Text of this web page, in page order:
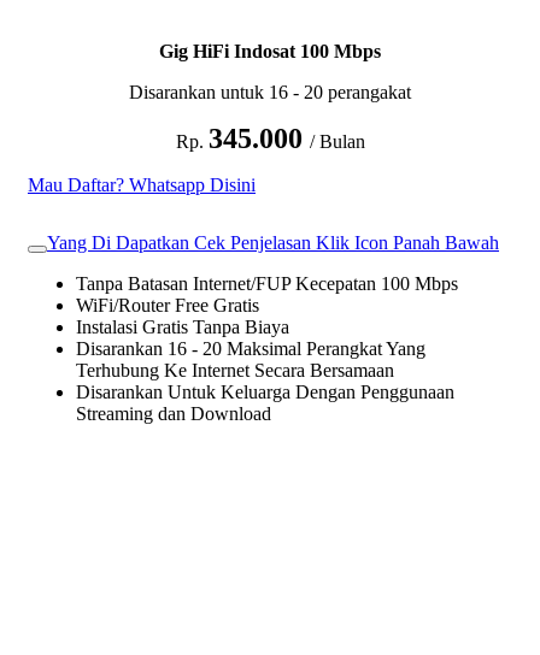
Gig HiFi Indosat 100 Mbps
Disarankan untuk 16 - 20 perangakat
Rp. 345.000 / Bulan
Mau Daftar? Whatsapp Disini
Yang Di Dapatkan Cek Penjelasan Klik Icon Panah Bawah
Tanpa Batasan Internet/FUP Kecepatan 100 Mbps
WiFi/Router Free Gratis
Instalasi Gratis Tanpa Biaya
Disarankan 16 - 20 Maksimal Perangkat Yang
Terhubung Ke Internet Secara Bersamaan
Disarankan Untuk Keluarga Dengan Penggunaan
Streaming dan Download